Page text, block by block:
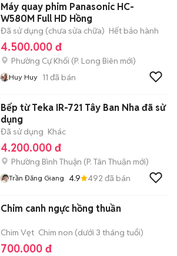
Máy quay phim Panasonic HC-
W580M Full HD Hồng
Đã sử dụng (chưa sửa chữa) Hết bảo hành
4.500.000 đ
Phường Cự Khối (P. Long Biên mới)
Huy Huy 11 đã bán
Bếp từ Teka IR-721 Tây Ban Nha đã sử
dụng
Đã sử dụng Khác
4.200.000 đ
Phường Bình Thuận (P. Tân Thuận mới)
Trần Đăng Giang 4.9 492 đã bán
Chim canh ngực hồng thuần
Chim Vẹt Chim non (dưới 3 tháng tuổi)
700.000 đ